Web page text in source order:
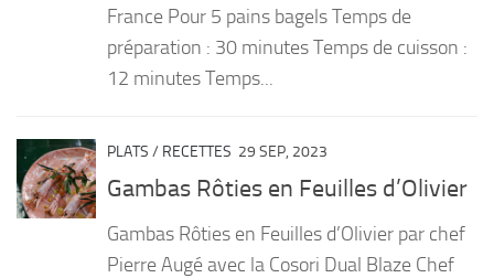
France Pour 5 pains bagels Temps de
préparation : 30 minutes Temps de cuisson :
12 minutes Temps...
PLATS / RECETTES 29 SEP, 2023
Gambas Rôties en Feuilles d’Olivier
Gambas Rôties en Feuilles d’Olivier par chef
Pierre Augé avec la Cosori Dual Blaze Chef